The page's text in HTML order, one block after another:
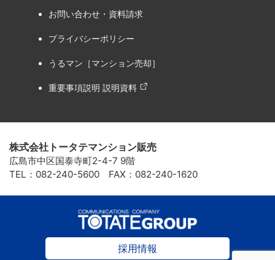
お問い合わせ・資料請求
プライバシーポリシー
うるマン［マンション売却］
重要事項説明 説明資料
株式会社トータテマンション販売
広島市中区国泰寺町2-4-7 9階
TEL：082-240-5600 FAX：082-240-1620
採用情報